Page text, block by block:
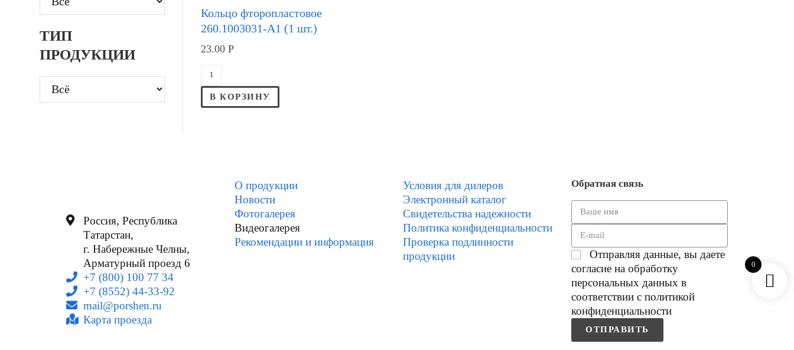
ТИП
ПРОДУКЦИИ
Кольцо фторопластовое
260.1003031-А1 (1 шт.)
23.00Р
В КОРЗИНУ
Россия, Республика
Татарстан,
г. Набережные Челны,
Арматурный проезд 6
+7 (800) 100 77 34
+7 (8552) 44-33-92
mail@porshen.ru
Карта проезда
О продукции
Новости
Фотогалерея
Видеогалерея
Рекомендации и информация
Условия для дилеров
Электронный каталог
Свидетельства надежности
Политика конфиденциальности
Проверка подлинности
продукции
Обратная связь
Отправляя данные, вы даете
согласие на обработку
персональных данных в
соответствии с политикой
конфиденциальности
ОТПРАВИТЬ
0